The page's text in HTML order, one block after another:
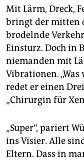
Mit Lärm, Dreck,
bringt der mitten
brodelnde
Einsturz. Doch in
niemanden mit
Vibrationen.
redet er einen
„Chirurgin für
„Super“, pariert
ins Visier. Alle
Eltern. Dass in